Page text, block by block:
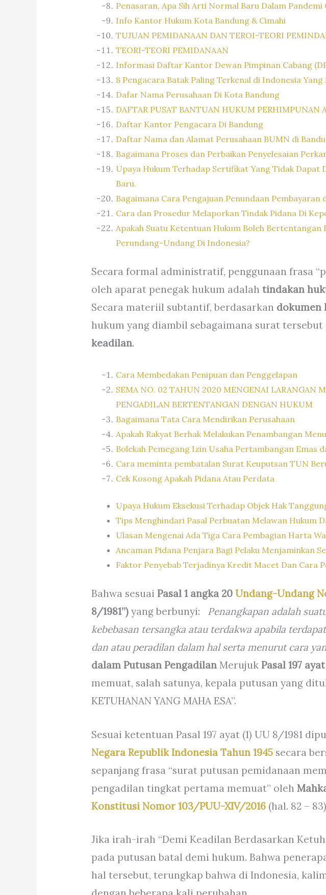
Penasaran, Apa Sih Arti Normal Baru Dalam Pandemi
Info Kantor Hukum Kota Bandung & Cimahi
TUJUAN PEMIDANAAN DAN TEROI-TEORI
TEORI-TEORI PEMIDANAAN
Informasi Daftar Kantor Dewan Pimpinan Cabang
8 Pengacara Batak Paling Terkenal di Indonesia
Dafar Nama Perusahaan Di Kota Bandung
DAFTAR PUSAT BANTUAN HUKUM PERHIMPUNAN
Daftar Kantor Pengacara Di Bandung
Daftar Nama dan Alamat Perusahaan BUMN di
Bagaimana Proses dan Perbaikan Penyelesaian
Upaya Hukum Terhadap Sertifikat Yang Tidak Dapat
Baru.
Bagaimana Cara Pengajuan Penundaan
Cara dan Prosedur Melaporkan Tindak Pidana Di
Apakah Suatu Ketentuan Hukum Boleh
Perundang-Undang Di Indonesia?
Secara formal administratif, penggunaan frasa
oleh aparat penegak hukum adalah tindakan
Secara materiil subtantif, berdasarkan dokumen
hukum yang diambil sebagaimana surat
keadilan.
Cara Membedakan Penipuan dan Penggelapan
SEMA NO. 02 TAHUN 2020 MENGENAI LARANGAN
PENGADILAN BERTENTANGAN DENGAN HUKUM
Bagaimana Tata Cara Mendirikan Perusahaan
Apakah Rakyat Berhak Melakukan Penambangan
Bolekah Pemegang Izin Usaha Pertambangan Emas
Cara meminta pembatalan Surat Keuputsan TUN
Cek Kosong Apakah Pidana Atau Perdata
Upaya Hukum Eksekusi Terhadap Objek Hak
Tips Menghindari Pasal Perbuatan Melawan Hukum
Ulasan Mengenai Ada Tiga Cara Pembagian Harta
Ancaman Pidana Penjara Bagi Pelaku Menjaminkan
Faktor Penyebab Terjadinya Kredit Macet Dan Cara
Bahwa sesuai Pasal 1 angka 20 Undang-Undang
8/1981”)yang berbunyi: Penangkapan adalah
kebebasan tersangka atau terdakwa apabila
dan atau peradilan dalam hal serta menurut cara
dalam Putusan PengadilanMerujukPasal 197
memuat, salah satunya, kepala putusan yang
KETUHANAN YANG MAHA ESA”.
Sesuai ketentuan Pasal 197 ayat (1) UU 8/1981
Negara Republik Indonesia Tahun 1945secara
sepanjang frasa “surat putusan pemidanaan
pengadilan tingkat pertama memuat” oleh
Konstitusi Nomor 103/PUU-XIV/2016(hal. 82 –
Jika irah-irah “Demi Keadilan Berdasarkan
pada putusan batal demi hukum. Bahwa
hal tersebut, terungkap bahwa di Indonesia,